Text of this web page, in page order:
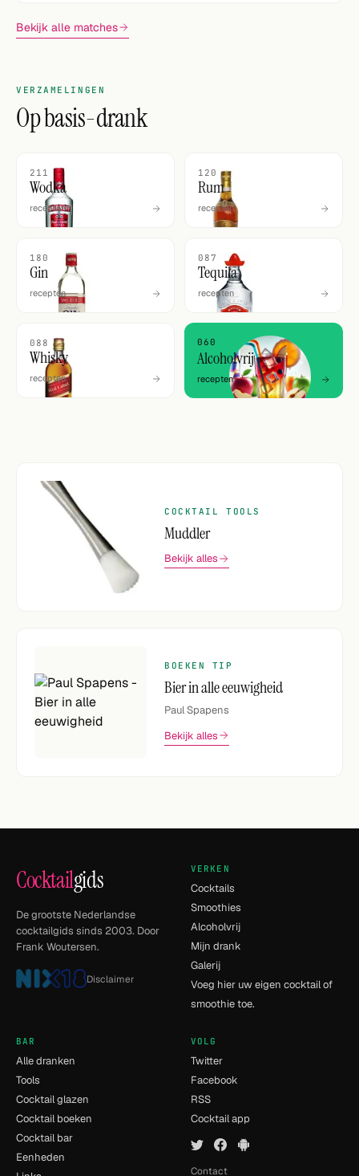
Bekijk alle matches
VERZAMELINGEN
Op basis-drank
211
Wodka
recepten
120
Rum
recepten
180
Gin
recepten
087
Tequila
recepten
088
Whisky
recepten
060
Alcoholvrij
recepten
COCKTAIL TOOLS
Muddler
Bekijk alles
BOEKEN TIP
Bier in alle eeuwigheid
Paul Spapens
Bekijk alles
Cocktailgids
De grootste Nederlandse
cocktailgids sinds 2003. Door
Frank Woutersen.
Disclaimer
VERKEN
Cocktails
Smoothies
Alcoholvrij
Mijn drank
Galerij
Voeg hier uw eigen cocktail of
smoothie toe.
BAR
Alle dranken
Tools
Cocktail glazen
Cocktail boeken
Cocktail bar
Eenheden
VOLG
Twitter
Facebook
RSS
Cocktail app
Contact